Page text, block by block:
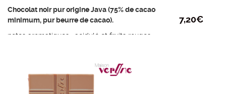
Chocolat noir pur origine Java (75% de cacao
minimum, pur beurre de cacao).
notes aromatiques : acidulé et fruits rouges
poids mini : 95g
Prix au kilo : 75,80 €
7,20€